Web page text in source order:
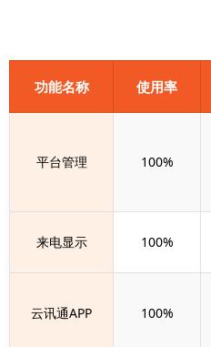
功能名称 使用率
平台管理 100%
来电显示 100%
云讯通APP 100%